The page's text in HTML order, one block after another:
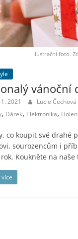
Ilustrační foto.
vánoční
2021 Lucie Čechová
, Dárek, Elektronika,
co koupit své drahé
sourozencům i
Koukněte na naše